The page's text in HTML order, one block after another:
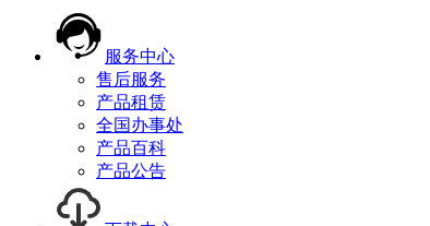
服务中心
售后服务
产品租赁
全国办事处
产品百科
产品公告